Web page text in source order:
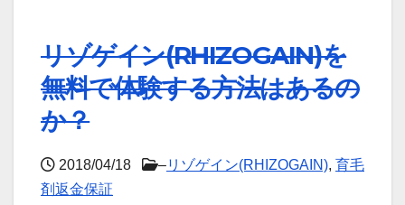
リゾゲイン(RHIZOGAIN)を
無料で体験する方法はあるの
か？
2018/04/18 –リゾゲイン(RHIZOGAIN), 育毛
剤返金保証